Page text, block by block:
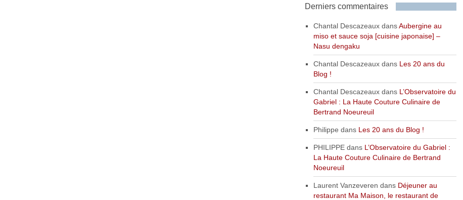
Derniers commentaires
Chantal DescazeauxdansAubergine au
miso et sauce soja [cuisine japonaise] –
Nasu dengaku
Chantal Descazeauxdans Les 20 ans du
Blog !
Chantal Descazeauxdans L’Observatoire du
Gabriel : La Haute Couture Culinaire de
Bertrand Noeureuil
Philippe dans Les 20 ans du Blog !
PHILIPPEdans L’Observatoire du Gabriel :
La Haute Couture Culinaire de Bertrand
Noeureuil
Laurent Vanzeveren dans Déjeuner au
restaurant Ma Maison, le restaurant de